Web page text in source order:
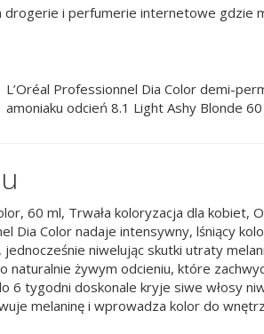
drogerie i perfumerie internetowe
L’Oréal Professionnel Dia Color demi-
amoniaku odcień 8.1 Light Ashy Blonde
60 ml, Trwała koloryzacja dla
Dia Color nadaje intensywny, lśniący
niwelując skutki utraty
naturalnie żywym odcieniu, które
6 tygodni doskonale kryje siwe włosy
melaninę i wprowadza kolor do